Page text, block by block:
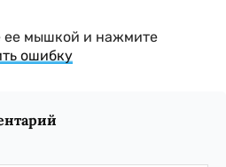
ее мышкой и нажмите
ошибку